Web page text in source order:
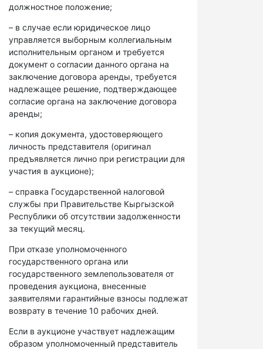
должностное положение;
– в случае если юридическое лицо
управляется выборным коллегиальным
исполнительным органом и требуется
документ о согласии данного органа на
заключение договора аренды, требуется
надлежащее решение, подтверждающее
согласие органа на заключение договора
аренды;
– копия документа, удостоверяющего
личность представителя (оригинал
предъявляется лично при регистрации для
участия в аукционе);
– справка Государственной налоговой
службы при Правительстве Кыргызской
Республики об отсутствии задолженности
за текущий месяц.
При отказе уполномоченного
государственного органа или
государственного землепользователя от
проведения аукциона, внесенные
заявителями гарантийные взносы подлежат
возврату в течение 10 рабочих дней.
Если в аукционе участвует надлежащим
образом уполномоченный представитель